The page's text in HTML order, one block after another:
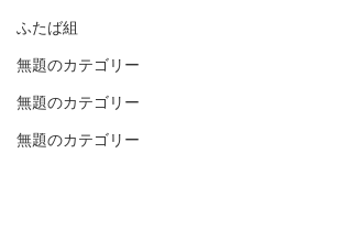
ふたば組
無題のカテゴリー
無題のカテゴリー
無題のカテゴリー